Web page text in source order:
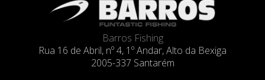
Barros Fishing
Rua 16 de Abril, nº 4, 1º Andar, Alto da Bexiga
2005-337 Santarém